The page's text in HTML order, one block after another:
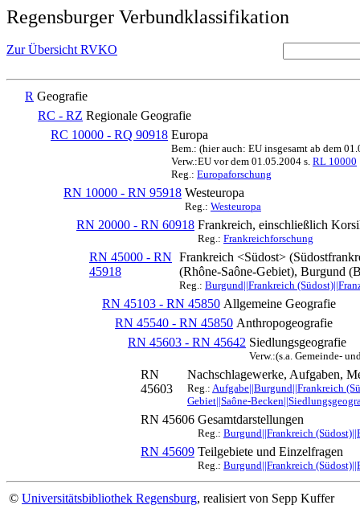
Regensburger Verbundklassifikation
Zur Übersicht RVKO
R Geografie
RC - RZ Regionale Geografie
RC 10000 - RQ 90918 Europa
Bem.: (hier auch: EU insgesamt ab dem
Verw.:EU vor dem 01.05.2004 s. RL 10000
Reg.: Europaforschung
RN 10000 - RN 95918 Westeuropa
Reg.: Westeuropa
RN 20000 - RN 60918 Frankreich, einschließlich
Reg.: Frankreichforschung
RN 45000 - RN
45918
Frankreich <Südost>
(Rhône-Saône-Gebiet), Burgund
Reg.: Burgund||Frankreich
RN 45103 - RN 45850 Allgemeine Geografie
RN 45540 - RN 45850 Anthropogeografie
RN 45603 - RN 45642 Siedlungsgeografie
Verw.:(s.a. Gemeinde-
RN
45603
Nachschlagewerke, Aufgaben,
Reg.: Aufgabe||Burgund||Frankreich
Gebiet||Saône-
RN 45606 Gesamtdarstellungen
Reg.: Burgund||Frankreich
RN 45609 Teilgebiete und Einzelfragen
Reg.: Burgund||Frankreich
© Universitätsbibliothek Regensburg, realisiert von Sepp Kuffer